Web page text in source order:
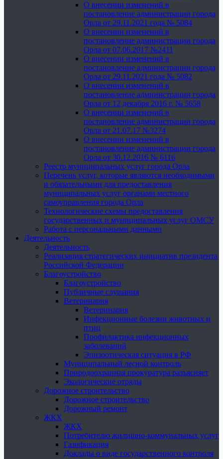
О внесении изменений в
постановление администрации города
Орла от 29.11.2021 года № 5084
О внесении изменений в
постановление администрации города
Орла от 07.06.2017 №2411
О внесении изменений в
постановление администрации города
Орла от 29.11.2021 года № 5082
О внесении изменений в
постановление администрации города
Орла от 12 декабря 2016 г. № 5658
О внесении изменений в
постановление администрации города
Орла от 21.07.17 №3274
О внесении изменений в
постановление администрации города
Орла от 30.12.2016 № 6116
Реестр муниципальных услуг города Орла
Перечень услуг, которые являются необходимыми
и обязательными для предоставления
муниципальных услуг органами местного
самоуправления города Орла
Технологические схемы предоставления
государственных и муниципальных услуг ОМСУ
Работа с персональными данными
Деятельность
Деятельность
Реализация стратегических инициатив президента
Российской Федерации
Благоустройство
Благоустройство
Публичные слушания
Ветеринария
Ветеринария
Инфекционные болезни животных и
птиц
Профилактика инфекционных
заболеваний
Эпизоотическая ситуация в РФ
Муниципальный лесной контроль
Природоохранная прокуратура разъясняет
Экологические отряды
Дорожное строительство
Дорожное строительство
Дорожный ремонт
ЖКХ
ЖКХ
Потребителю жилищно-коммунальных услуг
Газификация
Доклады о виде государственного контроля